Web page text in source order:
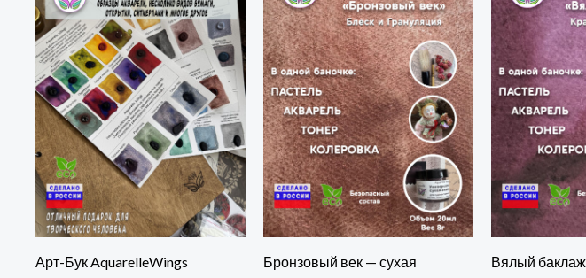
Арт-Бук AquarelleWings
Бронзовый век — сухая
Вялый